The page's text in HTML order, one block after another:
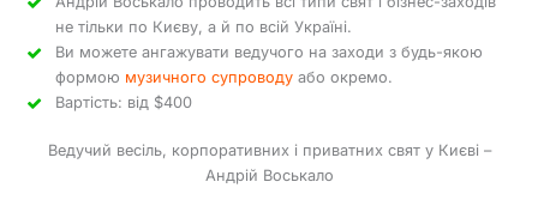
не тільки по Києву, а й по всій Україні.
Ви можете ангажувати ведучого на заходи з будь-якою
формою музичного супроводуабо окремо.
Вартість: від $400
Ведучий весіль, корпоративних і приватних свят у Києві –
Андрій Воськало